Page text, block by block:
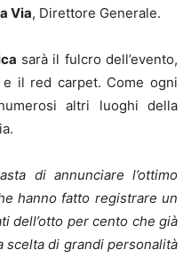
Via, Direttore Generale.
sarà il fulcro dell’evento,
il red carpet. Come ogni
altri luoghi della
di annunciare l’ottimo
hanno fatto registrare un
dell’otto per cento che già
scelta di grandi personalità